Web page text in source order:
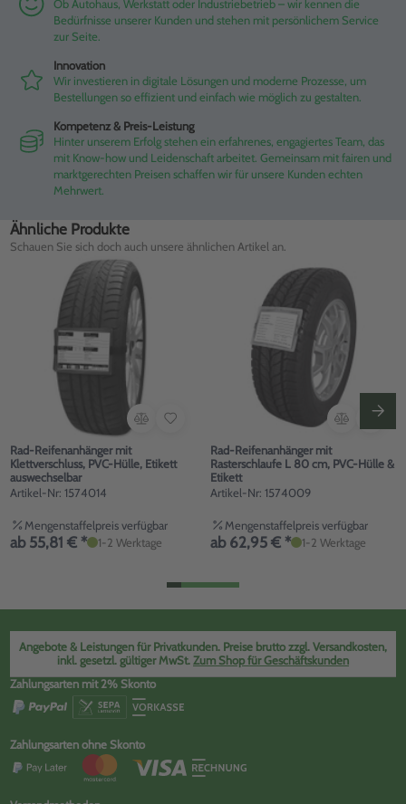
Ob Autohaus, Werkstatt oder Industriebetrieb – wir kennen die
Bedürfnisse unserer Kunden und stehen mit persönlichem Service
zur Seite.
Innovation
Wir investieren in digitale Lösungen und moderne Prozesse, um
Bestellungen so effizient und einfach wie möglich zu gestalten.
Kompetenz & Preis-Leistung
Hinter unserem Erfolg stehen ein erfahrenes, engagiertes Team, das
mit Know-how und Leidenschaft arbeitet. Gemeinsam mit fairen und
marktgerechten Preisen schaffen wir für unsere Kunden echten
Mehrwert.
Ähnliche Produkte
Schauen Sie sich doch auch unsere ähnlichen Artikel an.
Rad-Reifenanhänger mit
Klettverschluss, PVC-Hülle, Etikett
auswechselbar
Artikel-Nr: 1574014
Mengenstaffelpreis verfügbar
ab 55,81 € * 1-2 Werktage
Rad-Reifenanhänger mit
Rasterschlaufe L 80 cm, PVC-Hülle &
Etikett
Artikel-Nr: 1574009
Mengenstaffelpreis verfügbar
ab 62,95 € * 1-2 Werktage
Angebote & Leistungen für Privatkunden. Preise brutto zzgl. Versandkosten,
inkl. gesetzl. gültiger MwSt. Zum Shop für Geschäftskunden
Zahlungsarten mit 2% Skonto
Zahlungsarten ohne Skonto